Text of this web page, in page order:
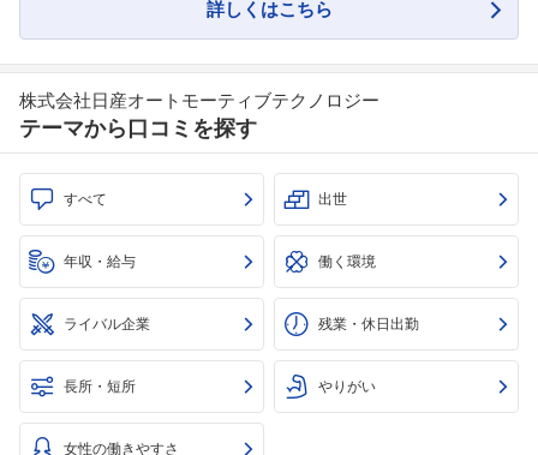
フォローしました
こちらの企業もフォローしませんか？
詳しくはこちら
株式会社日産オートモーティブテクノロジー
テーマから口コミを探す
すべて 出世
年収・給与 働く環境
ライバル企業 残業・休日出勤
長所・短所 やりがい
女性の働きやすさ